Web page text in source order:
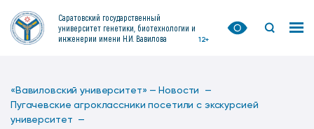
Саратовский государственный
университет генетики, биотехнологии и
инженерии имени Н.И. Вавилова
12+
«Вавиловский университет» — Новости —
Пугачевские агроклассники посетили с экскурсией
университет —